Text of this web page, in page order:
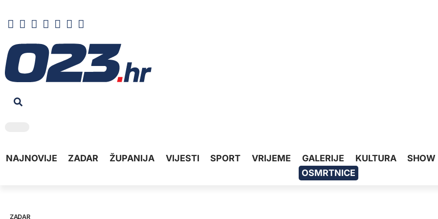
NAJNOVIJE ZADAR ŽUPANIJA VIJESTI SPORT VRIJEME GALERIJE KULTURA
SHOW
OSMRTNICE
ZADAR